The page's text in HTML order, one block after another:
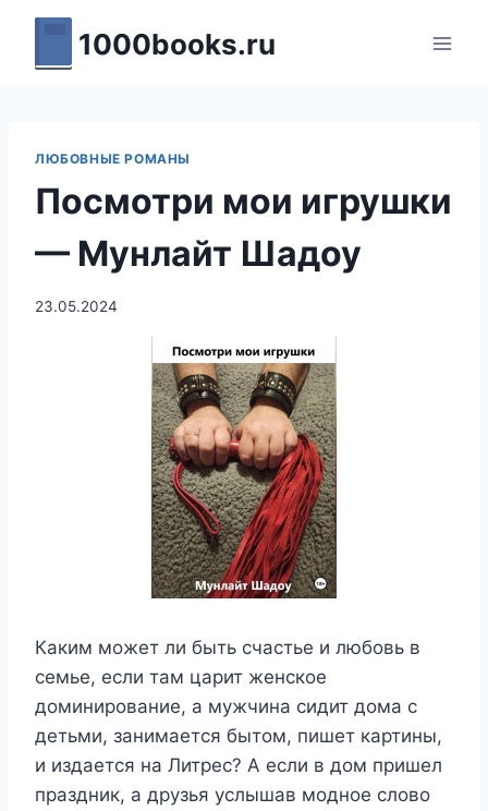
Перейти
содержимому
1000books.ru
ЛЮБОВНЫЕ РОМАНЫ
Посмотри мои игрушки
— Мунлайт Шадоу
23.05.2024
Каким может ли быть счастье и любовь в
семье, если там царит женское
доминирование, а мужчина сидит дома с
детьми, занимается бытом, пишет картины,
и издается на Литрес? А если в дом пришел
праздник, а друзья услышав модное слово